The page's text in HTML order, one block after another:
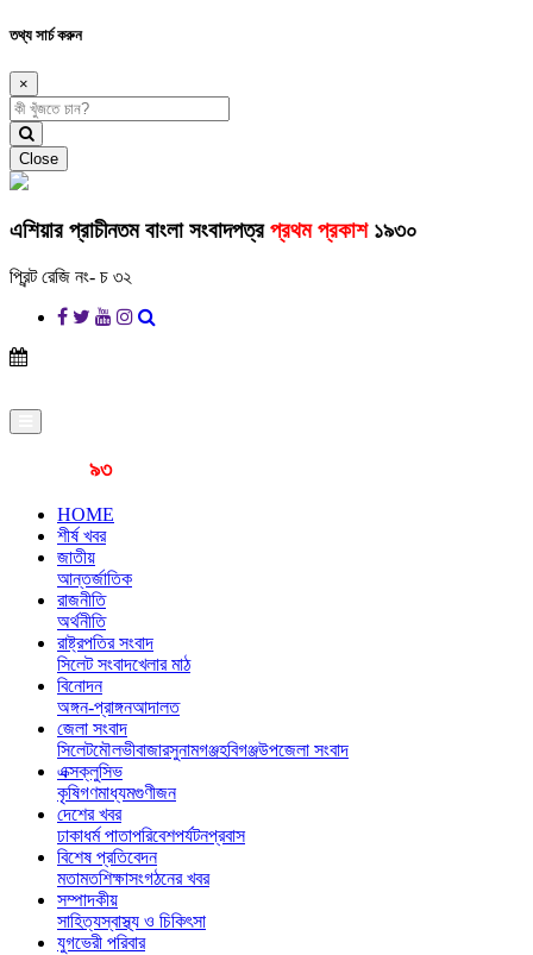
তথ্য সার্চ করুন
×
Close
এশিয়ার প্রাচীনতম বাংলা সংবাদপত্রপ্রথম প্রকাশ১৯৩০
প্রিন্ট রেজি নং- চ ৩২
৯৩বছর
HOME
শীর্ষ খবর
জাতীয়
আন্তর্জাতিক
রাজনীতি
অর্থনীতি
রাষ্ট্রপতির সংবাদ
সিলেট সংবাদখেলার মাঠ
বিনোদন
অঙ্গন-প্রাঙ্গনআদালত
জেলা সংবাদ
সিলেটমৌলভীবাজারসুনামগঞ্জহবিগঞ্জউপজেলা সংবাদ
এক্সক্লুসিভ
কৃষিগণমাধ্যমগুণীজন
দেশের খবর
ঢাকাধর্ম পাতাপরিবেশপর্যটনপ্রবাস
বিশেষ প্রতিবেদন
মতামতশিক্ষাসংগঠনের খবর
সম্পাদকীয়
সাহিত্যস্বাস্থ্য ও চিকিৎসা
যুগভেরী পরিবার